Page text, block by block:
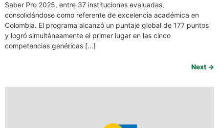
Saber Pro 2025, entre 37 instituciones evaluadas,
consolidándose como referente de excelencia académica en
Colombia. El programa alcanzó un puntaje global de 177 puntos
y logró simultáneamente el primer lugar en las cinco
competencias genéricas […]
Next →